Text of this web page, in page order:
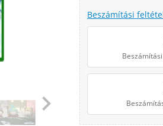

Beszámítási